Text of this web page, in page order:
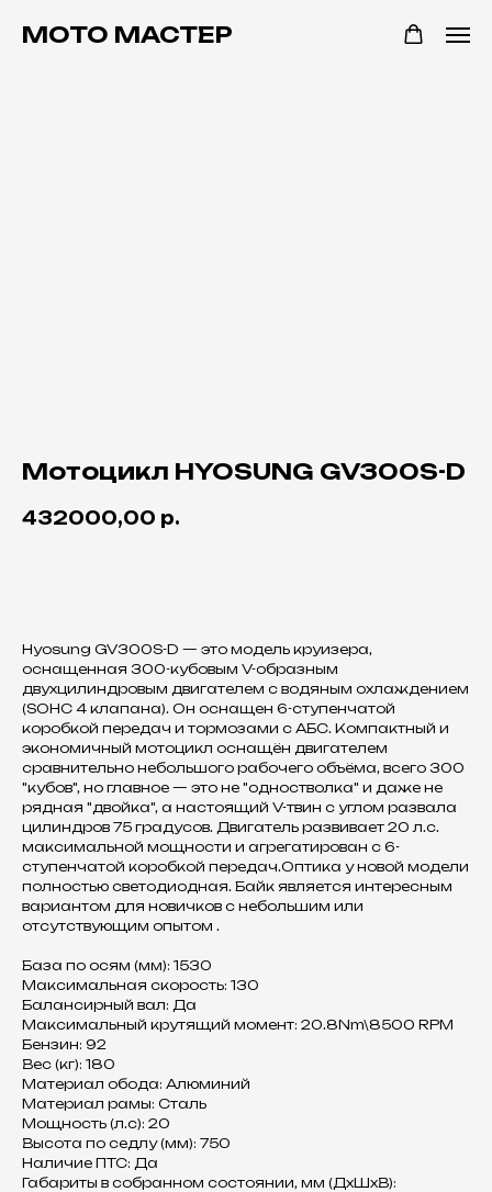
Мотоцикл HYOSUNG GV300S-D
432000,00 р.
Hyosung GV300S-D — это модель круизера,
оснащенная 300-кубовым V-образным
двухцилиндровым двигателем с водяным охлаждением
(SOHC 4 клапана). Он оснащен 6-ступенчатой
коробкой передач и тормозами с АБС. Компактный и
экономичный мотоцикл оснащён двигателем
сравнительно небольшого рабочего объёма, всего 300
"кубов", но главное — это не "одностволка" и даже не
рядная "двойка", а настоящий V-твин с углом развала
цилиндров 75 градусов. Двигатель развивает 20 л.с.
максимальной мощности и агрегатирован с 6-
ступенчатой коробкой передач.Оптика у новой модели
полностью светодиодная. Байк является интересным
вариантом для новичков с небольшим или
отсутствующим опытом .
База по осям (мм): 1530
Максимальная скорость: 130
Балансирный вал: Да
Максимальный крутящий момент: 20.8Nm\8500 RPM
Бензин: 92
Вес (кг): 180
Материал обода: Алюминий
Материал рамы: Сталь
Мощность (л.с): 20
Высота по седлу (мм): 750
Наличие ПТС: Да
Габариты в собранном состоянии, мм (ДхШхВ):
МОТО МАСТЕР